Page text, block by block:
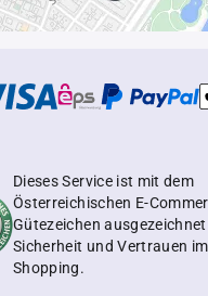
Dieses Service ist mit dem
Österreichischen E-
Gütezeichen
Sicherheit und Vertrauen
Shopping.